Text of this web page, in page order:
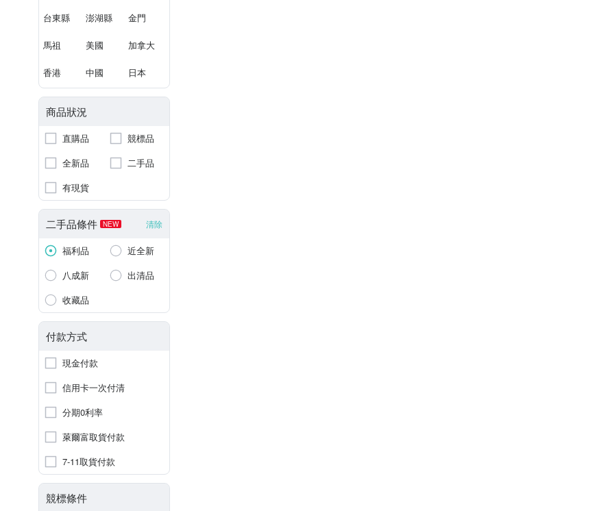
台東縣 澎湖縣 金門
馬祖 美國 加拿大
香港 中國 日本
商品狀況
直購品
競標品
全新品
二手品
有現貨
二手品條件 NEW 清除
福利品
近全新
八成新
出清品
收藏品
付款方式
現金付款
信用卡一次付清
分期0利率
萊爾富取貨付款
7-11取貨付款
競標條件